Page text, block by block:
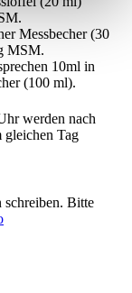
Messbecher (30
MSM.
10ml in
(100 ml).
werden nach
Tag
schreiben. Bitte